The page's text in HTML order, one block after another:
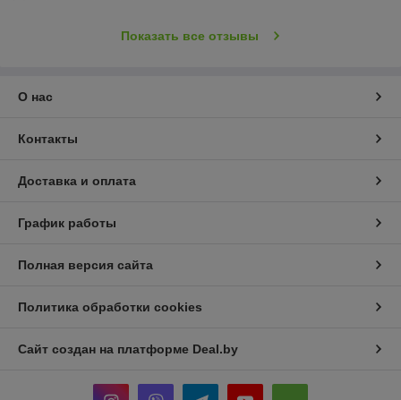
Показать все отзывы
О нас
Контакты
Доставка и оплата
График работы
Полная версия сайта
Политика обработки cookies
Сайт создан на платформе Deal.by